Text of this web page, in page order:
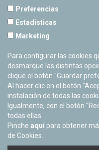
Preferencias
Estadísticas
Marketing
Para configurar las cookies
desmarque las distintas
clique el botón "Guardar
Al hacer clic en el botón
instalación de todas las
Igualmente, con el botón
todas ellas.
Pinche aquí para obtener
de Cookies.